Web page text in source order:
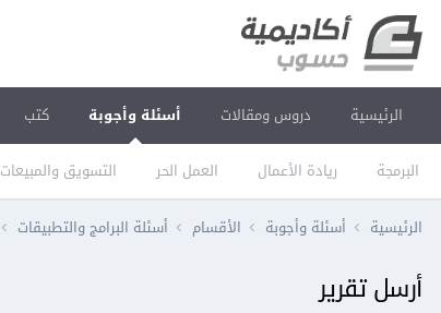
الرئيسية دروس ومقالات أسئلة وأجوبة
البرمجة ريادة الأعمال العمل الحر التسويق والمبيعات
كتب
الرئيسية أسئلة وأجوبة الأقسام أسئلة البرامج والتطبيقات
أرسل تقرير